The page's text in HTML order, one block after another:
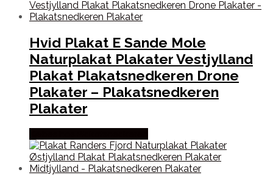
Hvid Plakat E Sande Mole
Naturplakat Plakater Vestjylland
Plakat Plakatsnedkeren Drone
Plakater – Plakatsnedkeren
Plakater